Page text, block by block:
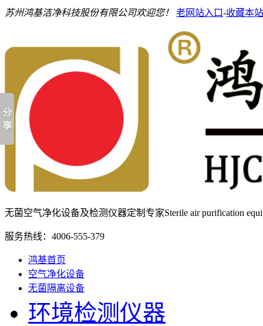
苏州鸿基洁净科技股份有限公司欢迎您！ 老网站入口-收藏本站
无菌空气净化设备及检测仪器定制专家Sterile air purification
服务热线： 4006-555-379
鸿基首页
空气净化设备
无菌隔离设备
环境检测仪器